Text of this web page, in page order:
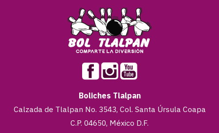
Boliches Tlalpan
Calzada de Tlalpan No. 3543, Col. Santa Úrsula Coapa
C.P. 04650, México D.F.